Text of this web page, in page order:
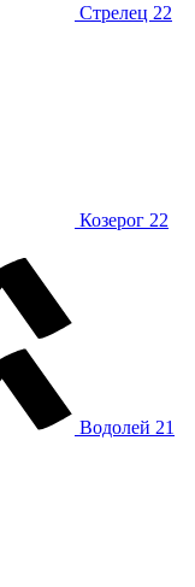
Стрелец 22
Козерог 22
Водолей 21